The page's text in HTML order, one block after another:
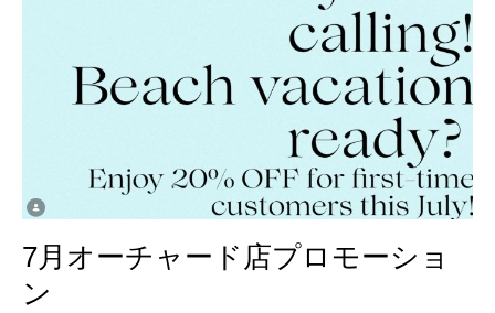
7月オーチャード店プロモーショ
ン